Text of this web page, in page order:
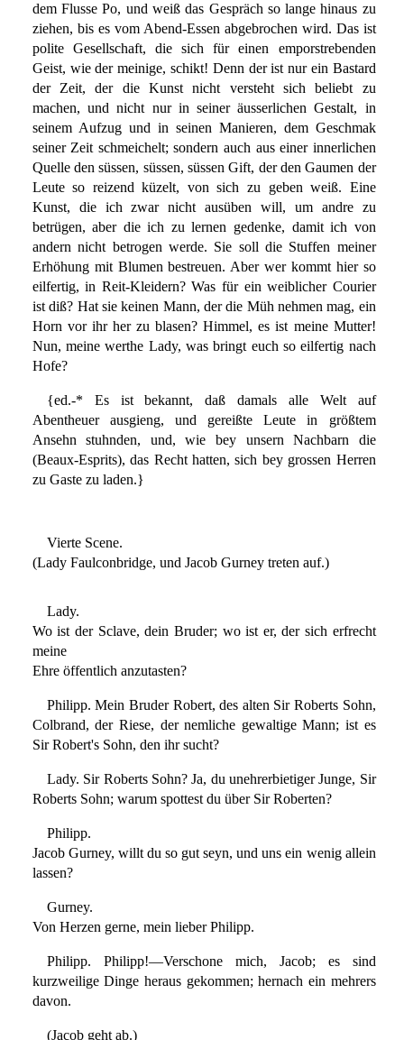
dem Flusse Po, und weiß das Gespräch so lange hinaus zu
ziehen, bis es vom Abend-Essen abgebrochen wird. Das ist
polite Gesellschaft, die sich für einen emporstrebenden
Geist, wie der meinige, schikt! Denn der ist nur ein Bastard
der Zeit, der die Kunst nicht versteht sich beliebt zu
machen, und nicht nur in seiner äusserlichen Gestalt, in
seinem Aufzug und in seinen Manieren, dem Geschmak
seiner Zeit schmeichelt; sondern auch aus einer innerlichen
Quelle den süssen, süssen, süssen Gift, der den Gaumen der
Leute so reizend küzelt, von sich zu geben weiß. Eine
Kunst, die ich zwar nicht ausüben will, um andre zu
betrügen, aber die ich zu lernen gedenke, damit ich von
andern nicht betrogen werde. Sie soll die Stuffen meiner
Erhöhung mit Blumen bestreuen. Aber wer kommt hier so
eilfertig, in Reit-Kleidern? Was für ein weiblicher Courier
ist diß? Hat sie keinen Mann, der die Müh nehmen mag, ein
Horn vor ihr her zu blasen? Himmel, es ist meine Mutter!
Nun, meine werthe Lady, was bringt euch so eilfertig nach
Hofe?
{ed.-* Es ist bekannt, daß damals alle Welt auf
Abentheuer ausgieng, und gereißte Leute in größtem
Ansehn stuhnden, und, wie bey unsern Nachbarn die
(Beaux-Esprits), das Recht hatten, sich bey grossen Herren
zu Gaste zu laden.}
Vierte Scene.
(Lady Faulconbridge, und Jacob Gurney treten auf.)
Lady.
Wo ist der Sclave, dein Bruder; wo ist er, der sich erfrecht
meine
Ehre öffentlich anzutasten?
Philipp. Mein Bruder Robert, des alten Sir Roberts Sohn,
Colbrand, der Riese, der nemliche gewaltige Mann; ist es
Sir Robert's Sohn, den ihr sucht?
Lady. Sir Roberts Sohn? Ja, du unehrerbietiger Junge, Sir
Roberts Sohn; warum spottest du über Sir Roberten?
Philipp.
Jacob Gurney, willt du so gut seyn, und uns ein wenig allein
lassen?
Gurney.
Von Herzen gerne, mein lieber Philipp.
Philipp. Philipp!—Verschone mich, Jacob; es sind
kurzweilige Dinge heraus gekommen; hernach ein mehrers
davon.
(Jacob geht ab.)